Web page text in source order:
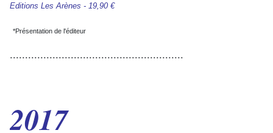
Editions Les Arènes - 19,90 €
*Présentation de l'éditeur
.........................................................
2017